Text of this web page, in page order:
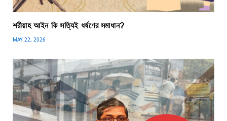
শরীয়াহ আইন কি সত্যিই ধর্ষণের সমাধান?
MAY 22, 2026